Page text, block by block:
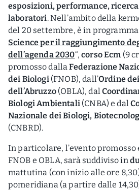
esposizioni, performance,
laboratori. Nell’ambito della
del 20 settembre, è in programma
Science per il raggiungimento
dell’agenda 2030“,corso Ecm (9
promosso dallaFederazione
dei Biologi (FNOB), dall’Ordine
dell’Abruzzo(OBLA), dal
Biologi Ambientali (CNBA) e dal
Nazionale dei Biologi,
(CNBRD).
In particolare, l’evento promosso
FNOB e OBLA, sarà suddiviso in
mattutina (con inizio alle ore
pomeridiana (a partire dalle